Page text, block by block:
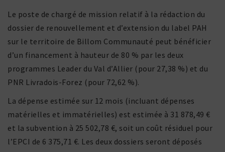
Le poste de chargé de mission relatif à la rédac­tion du
dossier de renou­vel­le­ment et d’extension du label PAH
sur le terri­toire de Billom Communauté peut béné­fi­cier
d’un finan­ce­ment à hauteur de 80 % par les deux
programmes Leader du Val d’Allier (pour 27,38 %) et du
PNR Livradois-Forez (pour 72,62 %).
La dépense estimée sur 12 mois (incluant dépenses
maté­rielles et imma­té­rielles) est estimée à 31 878,49 €
et la subven­tion à 25 502,78 €, soit un coût rési­duel pour
l’EPCI de 6 375,71 €. Les deux dossiers seront déposés